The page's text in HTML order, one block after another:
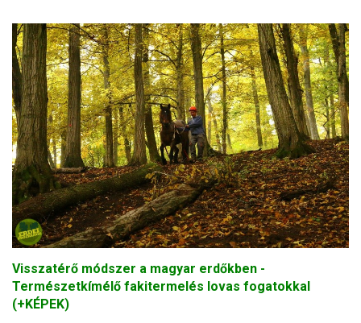
Visszatérő módszer a magyar erdőkben -
Természetkímélő fakitermelés lovas fogatokkal
(+KÉPEK)